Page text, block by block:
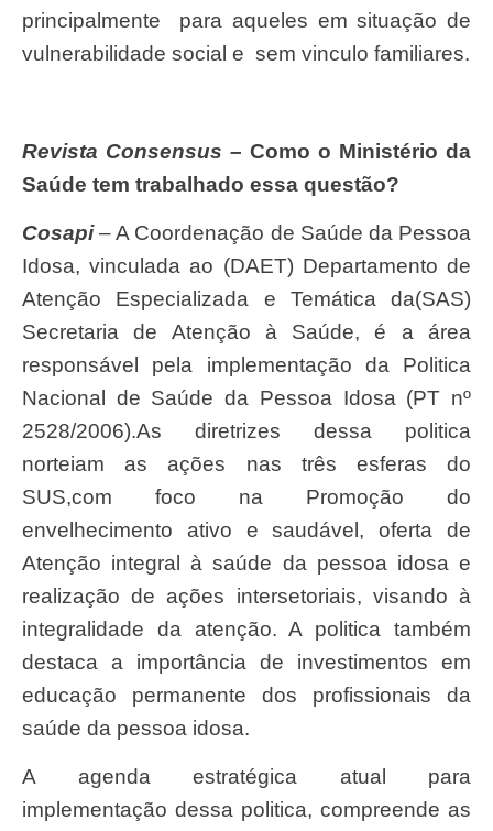
principalmente para aqueles em situação de
vulnerabilidade social e sem vinculo familiares.
Revista Consensus – Como o Ministério da
Saúde tem trabalhado essa questão?
Cosapi– A Coordenação de Saúde da Pessoa
Idosa, vinculada ao (DAET) Departamento de
Atenção Especializada e Temática da(SAS)
Secretaria de Atenção à Saúde, é a área
responsável pela implementação da Politica
Nacional de Saúde da Pessoa Idosa (PT nº
2528/2006).As diretrizes dessa politica
norteiam as ações nas três esferas do
SUS,com foco na Promoção do
envelhecimento ativo e saudável, oferta de
Atenção integral à saúde da pessoa idosa e
realização de ações intersetoriais, visando à
integralidade da atenção. A politica também
destaca a importância de investimentos em
educação permanente dos profissionais da
saúde da pessoa idosa.
A agenda estratégica atual para
implementação dessa politica, compreende as